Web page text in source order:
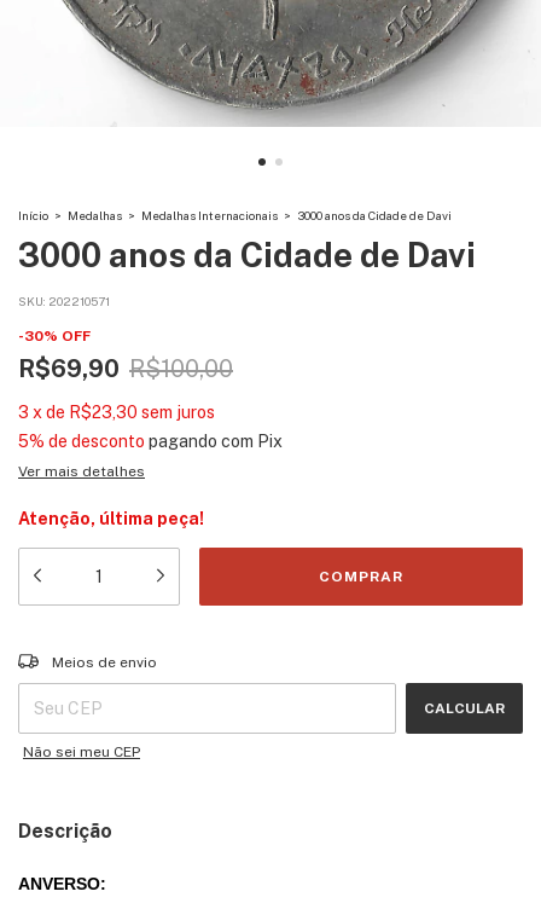
Início > Medalhas > Medalhas Internacionais > 3000 anos da Cidade de Davi
3000 anos da Cidade de Davi
SKU: 202210571
-30% OFF
R$69,90 R$100,00
3 x de R$23,30 sem juros
5% de desconto pagando com Pix
Ver mais detalhes
Atenção, última peça!
Entregas para o CEP:
Meios de envio
CALCULAR
Não sei meu CEP
Descrição
ANVERSO: